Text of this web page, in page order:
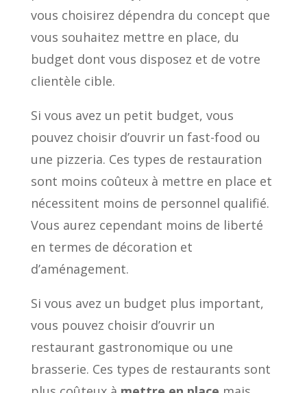
vous choisirez dépendra du concept que
vous souhaitez mettre en place, du
budget dont vous disposez et de votre
clientèle cible.
Si vous avez un petit budget, vous
pouvez choisir d’ouvrir un fast-food ou
une pizzeria. Ces types de restauration
sont moins coûteux à mettre en place et
nécessitent moins de personnel qualifié.
Vous aurez cependant moins de liberté
en termes de décoration et
d’aménagement.
Si vous avez un budget plus important,
vous pouvez choisir d’ouvrir un
restaurant gastronomique ou une
brasserie. Ces types de restaurants sont